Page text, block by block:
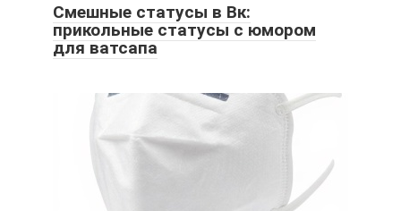
Смешные статусы в Вк:
прикольные статусы с юмором
для ватсапа